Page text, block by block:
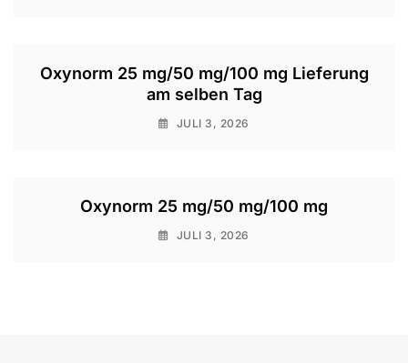
Oxynorm 25 mg/50 mg/100 mg Lieferung
am selben Tag
JULI 3, 2026
Oxynorm 25 mg/50 mg/100 mg
JULI 3, 2026